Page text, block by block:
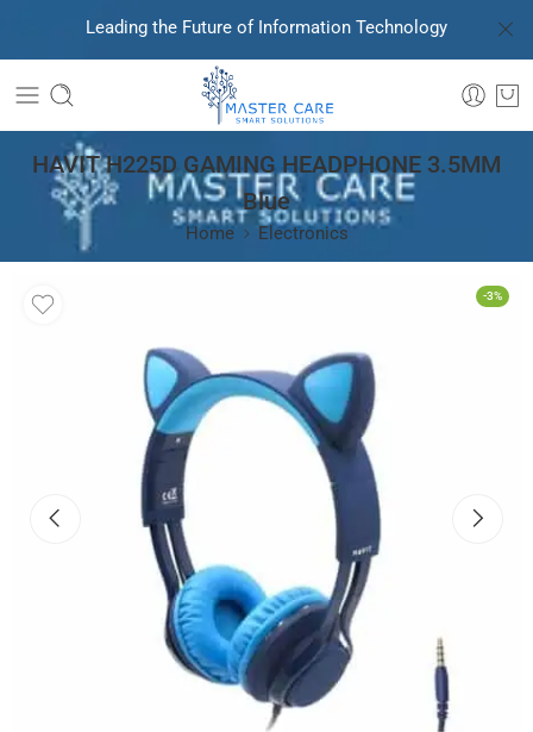
Leading the Future of Information Technology
HAVIT H225D GAMING HEADPHONE 3.5MM
Blue
Home Electronics
-3%